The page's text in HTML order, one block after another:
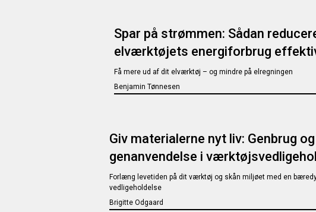
Spar på strømmen: Sådan
elværktøjets energiforbrug
Få mere ud af dit elværktøj – og mindre på elregningen
Benjamin Tønnesen
Giv materialerne nyt liv: Genbrug og
genanvendelse i
Forlæng levetiden på dit værktøj og skån miljøet med en
vedligeholdelse
Brigitte Odgaard